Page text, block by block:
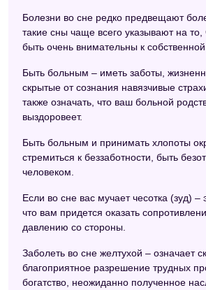
Болезни во сне редко предвещают
такие сны чаще всего указывают на
быть очень внимательны к
Быть больным – иметь заботы,
скрытые от сознания навязчивые
также означать, что ваш больной
выздоровеет.
Быть больным и принимать хлопоты
стремиться к беззаботности, быть
человеком.
Если во сне вас мучает чесотка (зуд) –
что вам придется оказать
давлению со стороны.
Заболеть во сне желтухой – означает
благоприятное разрешение трудных
богатство, неожиданно полученное